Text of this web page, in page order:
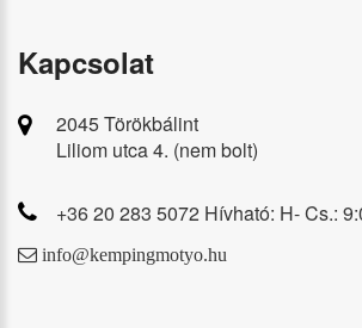
Kapcsolat
2045 Törökbálint
Liliom utca 4. (nem bolt)
+36 20 283 5072 Hívható: H- Cs.:
info@kempingmotyo.hu